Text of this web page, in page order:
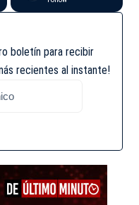
boletín para recibir
recientes al instante!